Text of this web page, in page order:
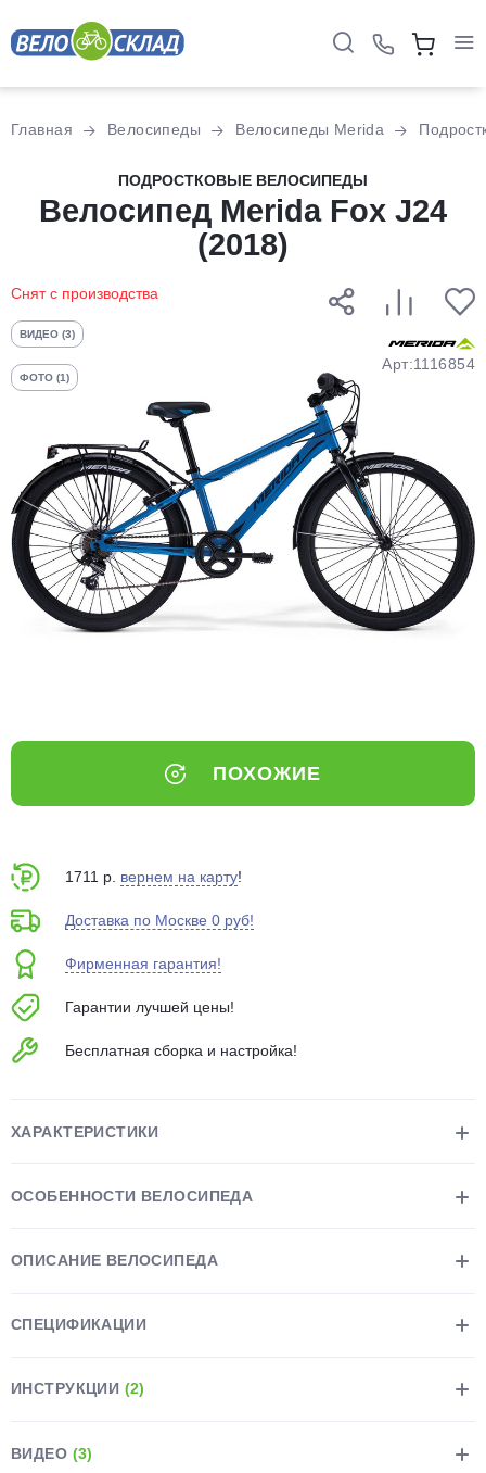
Главная Велосипеды Велосипеды Merida
ПОДРОСТКОВЫЕ ВЕЛОСИПЕДЫ
Велосипед Merida Fox J24
(2018)
Снят с производства
ВИДЕО (3)
ФОТО (1)
Арт:1116854
ПОХОЖИЕ
1711 р. вернем на карту!
Доставка по Москве 0 руб!
Фирменная гарантия!
Гарантии лучшей цены!
Бесплатная сборка и настройка!
ХАРАКТЕРИСТИКИ
ОСОБЕННОСТИ ВЕЛОСИПЕДА
ОПИСАНИЕ ВЕЛОСИПЕДА
СПЕЦИФИКАЦИИ
ИНСТРУКЦИИ (2)
ВИДЕО (3)
Разбейте
оплатуна части
без переплат
График платежей
Добавляйте товары
в корзину
Оплачивайте сегодня только
выбранный способом
Оставшиеся75% будут
Подробнее
недели